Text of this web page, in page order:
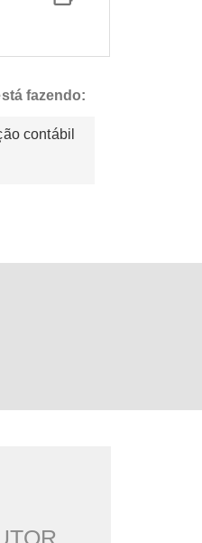
fazendo:
contábil